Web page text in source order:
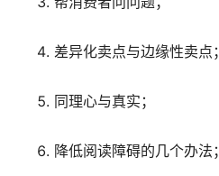
差异化卖点与边缘性卖点；
同理心与真实；
降低阅读障碍的几个办法；